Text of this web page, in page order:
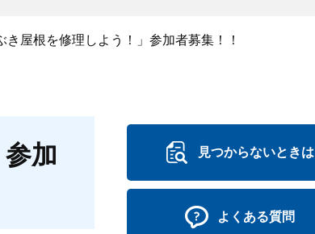
き屋根を修理しよう！」参加者募集！！
加
見つからないときは
よくある質問